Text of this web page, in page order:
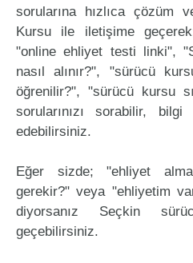
sorularına hızlıca çözüm
Kursu ile iletişime
"online ehliyet testi linki",
nasıl alınır?", "sürücü
öğrenilir?", "sürücü kursu
sorularınızı sorabilir,
edebilirsiniz.
Eğer sizde; "ehliyet
gerekir?" veya "ehliyetim
diyorsanız Seçkin
geçebilirsiniz.